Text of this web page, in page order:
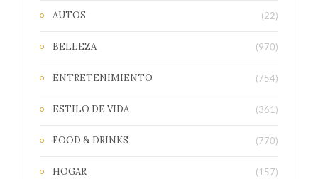
AUTOS (22)
BELLEZA (970)
ENTRETENIMIENTO (754)
ESTILO DE VIDA (361)
FOOD & DRINKS (770)
HOGAR (157)